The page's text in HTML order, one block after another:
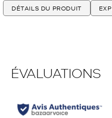
DÉTAILS DU PRODUIT